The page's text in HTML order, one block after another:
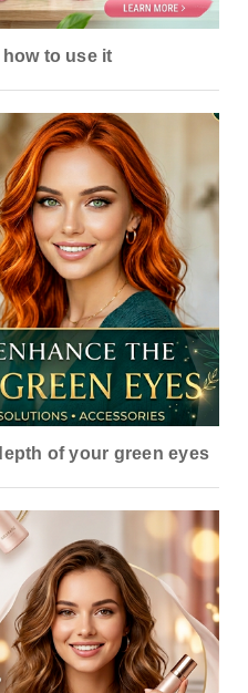
to use it
of your green eyes